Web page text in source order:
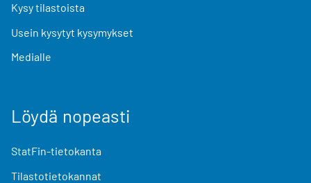
Kysy tilastoista
Usein kysytyt kysymykset
Medialle
Löydä nopeasti
StatFin-tietokanta
Tilastotietokannat